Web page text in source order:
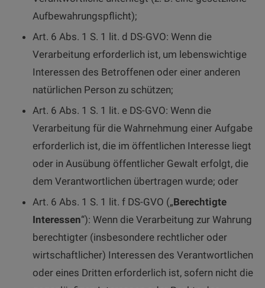
Aufbewahrungspflicht);
Art. 6 Abs. 1 S. 1 lit. d DS-GVO: Wenn die
Verarbeitung erforderlich ist, um lebenswichtige
Interessen des Betroffenen oder einer anderen
natürlichen Person zu schützen;
Art. 6 Abs. 1 S. 1 lit. e DS-GVO: Wenn die
Verarbeitung für die Wahrnehmung einer Aufgabe
erforderlich ist, die im öffentlichen Interesse liegt
oder in Ausübung öffentlicher Gewalt erfolgt, die
dem Verantwortlichen übertragen wurde; oder
Art. 6 Abs. 1 S. 1 lit. f DS-GVO („Berechtigte
Interessen“): Wenn die Verarbeitung zur Wahrung
berechtigter (insbesondere rechtlicher oder
wirtschaftlicher) Interessen des Verantwortlichen
oder eines Dritten erforderlich ist, sofern nicht die